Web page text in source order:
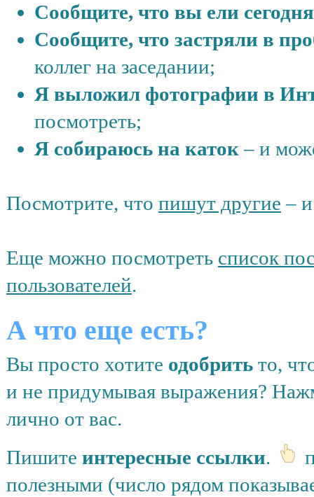
Сообщите, что вы ели
Сообщите, что застряли в
коллег на заседании;
Я выложил фотографии в
посмотреть;
Я собираюсь на каток – и
Посмотрите, что пишут другие –
Еще можно посмотреть список
пользователей.
А что еще есть?
Вы просто хотите одобрить то,
и не придумывая выражения?
лично от вас.
Пишите интересные ссылки.
полезными (число рядом